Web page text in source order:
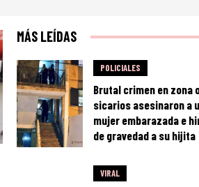
MÁS LEÍDAS
POLICIALES
Brutal crimen en zona
sicarios asesinaron a
mujer embarazada e
de gravedad a su hijita
VIRAL